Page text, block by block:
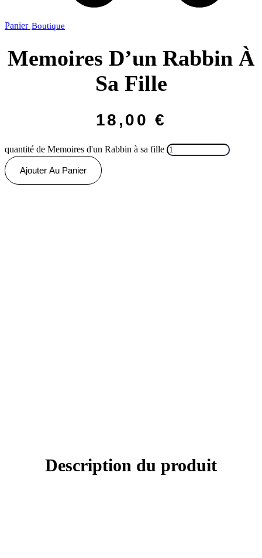
Panier
Memoires D’un Rabbin À
Sa Fille
18,00 €
quantité de Memoires d'un Rabbin à sa fille
Ajouter Au Panier
Description du produit